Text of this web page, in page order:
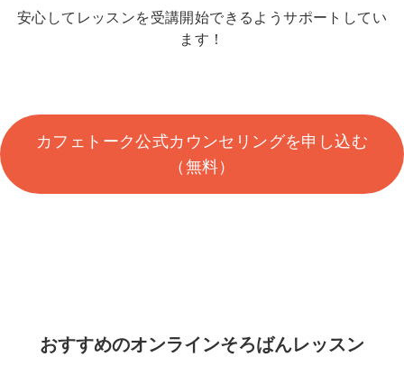
安心してレッスンを受講開始できるようサポートしてい
ます！
カフェトーク公式カウンセリングを申し込む
（無料）
おすすめのオンラインそろばんレッスン